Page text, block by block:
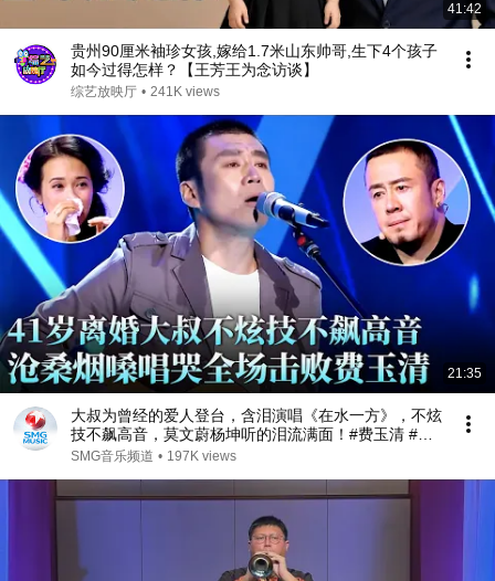
41:42
贵州90厘米袖珍女孩,嫁给1.7米山东帅哥,生下4个孩子
如今过得怎样？【王芳王为念访谈】
综艺放映厅 • 241K views
21:35
大叔为曾经的爱人登台，含泪演唱《在水一方》，不炫
技不飙高音，莫文蔚杨坤听的泪流满面！#费玉清 #任
柏儒 #天籁之战1 精华版 clip
SMG音乐频道 • 197K views